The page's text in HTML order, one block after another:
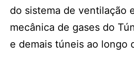
do sistema de ventilação
mecânica de gases do
e demais túneis ao longo